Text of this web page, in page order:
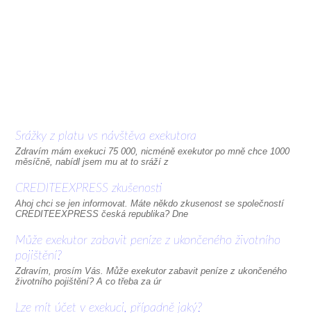
Srážky z platu vs návštěva exekutora
Zdravím mám exekuci 75 000, nicméně exekutor po mně chce 1000
měsíčně, nabídl jsem mu at to sráží z
CREDITEEXPRESS zkušenosti
Ahoj chci se jen informovat. Máte někdo zkusenost se společností
CREDITEEXPRESS česká republika? Dne
Může exekutor zabavit peníze z ukončeného životního
pojištění?
Zdravím, prosím Vás. Může exekutor zabavit peníze z ukončeného
životního pojištění? A co třeba za úr
Lze mít účet v exekuci, případně jaký?